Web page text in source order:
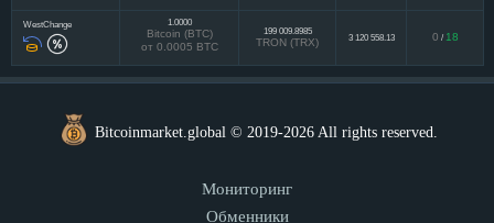
WestChange 1.0000
Bitcoin (BTC)
от 0.0005 BTC
199 009.8985
TRON (TRX) 3 120 558.13 0 / 18
Bitcoinmarket.global © 2019-2026 All rights reserved.
Мониторинг
Обменники